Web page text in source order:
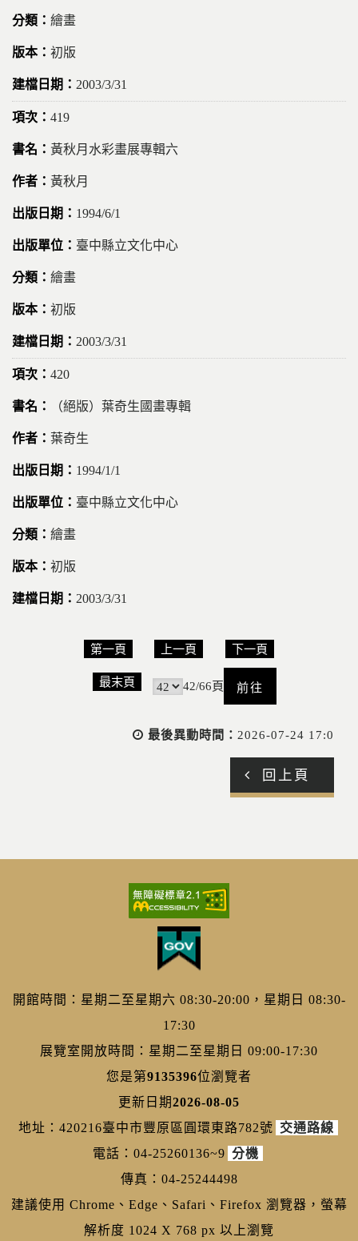
繪畫
初版
2003/3/31
419
黃秋月水彩畫展專輯六
黃秋月
1994/6/1
臺中縣立文化中心
繪畫
初版
2003/3/31
420
（絕版）葉奇生國畫專輯
葉奇生
1994/1/1
臺中縣立文化中心
繪畫
初版
2003/3/31
第一頁 上一頁 下一頁
最末頁 42/66頁
最後異動時間： 2026-07-24 17:0
回上頁
開館時間：星期二至星期六 08:30-20:00，星期日 08:30-
17:30
展覽室開放時間：星期二至星期日 09:00-17:30
您是第9135396位瀏覽者
更新日期2026-08-05
地址：420216臺中市豐原區圓環東路782號 交通路線
電話：04-25260136~9 分機
傳真：04-25244498
建議使用 Chrome、Edge、Safari、Firefox 瀏覽器，螢幕
解析度 1024 X 768 px 以上瀏覽